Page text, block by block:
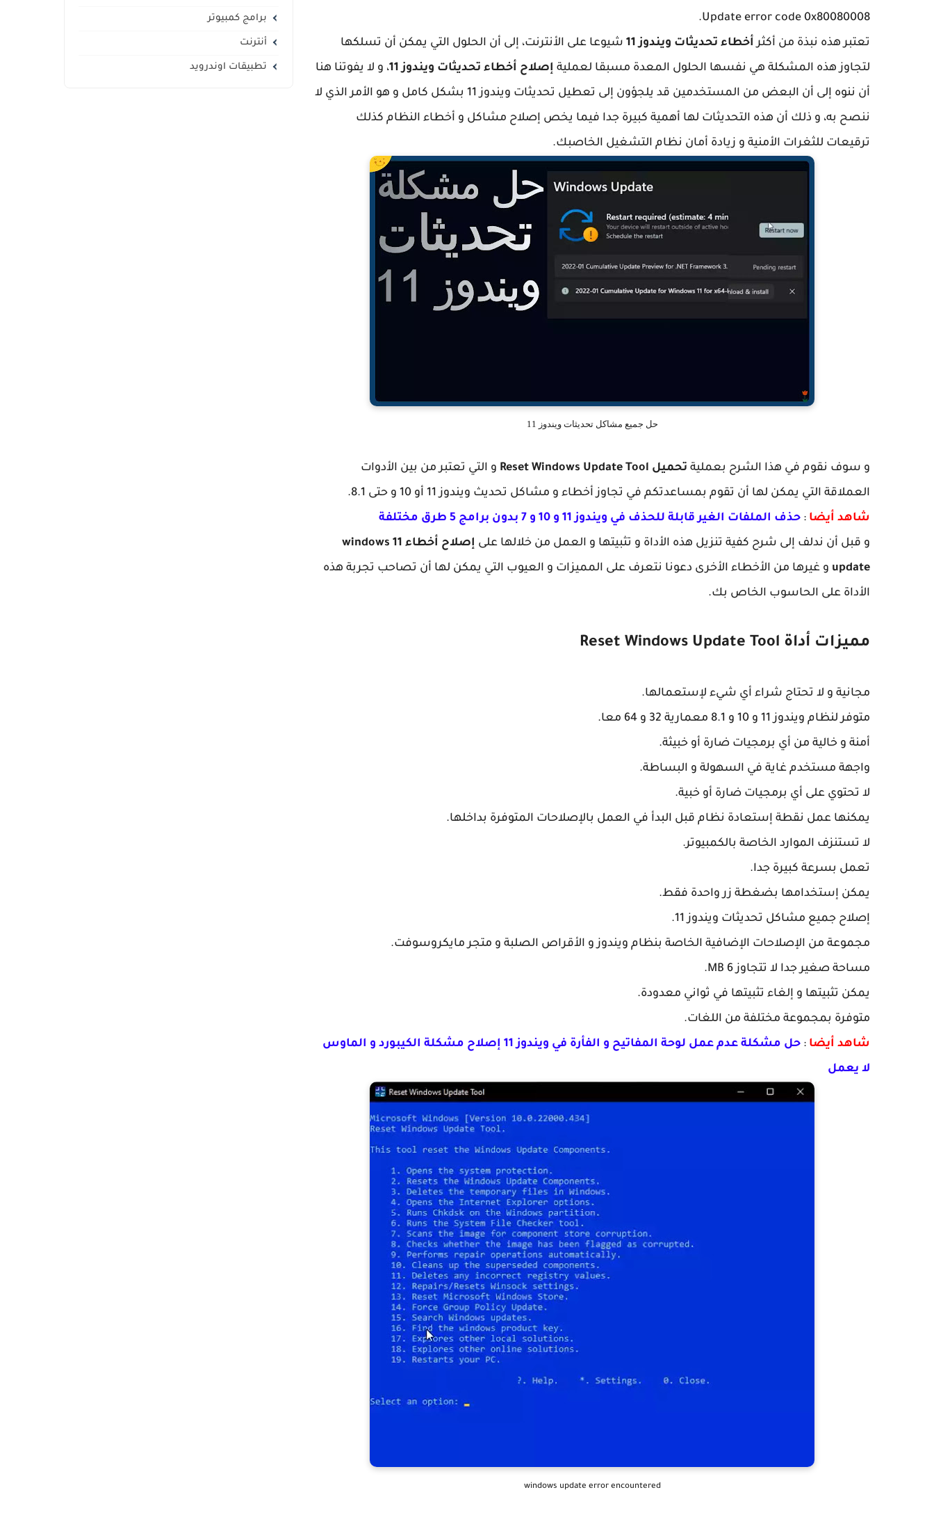
Update error code 0x80080008.
تعتبر هذه نبذة من أكثر أخطاء تحديثات ويندوز 11
شيوعا على الأنترنت، إلى أن الحلول التي يمكن أن تسلكها
لتجاوز هذه المشكلة هي نفسها الحلول المعدة مسبقا لعملية إصلاح أخطاء تحديثات ويندوز 11
، و لا يفوتنا هنا
أن ننوه إلى أن البعض من المستخدمين قد يلجؤون إلى تعطيل تحديثات ويندوز 11 بشكل كامل و هو الأمر الذي لا
ننصح به، و ذلك أن هذه التحديثات لها أهمية كبيرة جدا فيما يخص إصلاح مشاكل و أخطاء النظام كذلك
ترقيعات للثغرات الأمنية و زيادة أمان نظام التشغيل الخاصبك.
حل جميع مشاكل تحديثات ويندوز 11
و سوف نقوم في هذا الشرح بعملية تحميل Reset Windows Update Tool
و التي تعتبر من بين الأدوات
العملاقة التي يمكن لها أن تقوم بمساعدتكم في تجاوز أخطاء و مشاكل تحديث ويندوز 11 أو 10 و حتى 8.1.
شاهد أيضا : حذف الملفات الغير قابلة للحذف في ويندوز 11 و 10 و 7 بدون برامج 5 طرق مختلفة
و قبل أن ندلف إلى شرح كفية تنزيل هذه الأداة و تثبيتها و العمل من خلالها على
إصلاح أخطاء windows 11
update و غيرها من الأخطاء الأخرى دعونا نتعرف على المميزات و العيوب التي يمكن لها أن تصاحب تجربة هذه
الأداة على الحاسوب الخاص بك.
مميزات أداة Reset Windows Update Tool
مجانية و لا تحتاج شراء أي شيء لإستعمالها.
متوفر لنظام ويندوز 11 و 10 و 8.1 معمارية 32 و 64 معا.
أمنة و خالية من أي برمجيات ضارة أو خبيثة.
واجهة مستخدم غاية في السهولة و البساطة.
لا تحتوي على أي برمجيات ضارة أو خبية.
يمكنها عمل نقطة إستعادة نظام قبل البدأ في العمل بالإصلاحات المتوفرة بداخلها.
لا تستنزف الموارد الخاصة بالكمبيوتر.
تعمل بسرعة كبيرة جدا.
يمكن إستخدامها بضغطة زر واحدة فقط.
إصلاح جميع مشاكل تحديثات ويندوز 11.
مجموعة من الإصلاحات الإضافية الخاصة بنظام ويندوز و الأقراص الصلبة و متجر مايكروسوفت.
مساحة صغير جدا لا تتجاوز 6 MB.
يمكن تثبيتها و إلغاء تثبيتها في ثواني معدودة.
متوفرة بمجموعة مختلفة من اللغات.
شاهد أيضا :
حل مشكلة عدم عمل لوحة المفاتيح و الفأرة في ويندوز 11 إصلاح مشكلة الكيبورد و الماوس
لا يعمل
windows update error encountered
برامج كمبيوتر
أنترنت
تطبيقات اوندرويد